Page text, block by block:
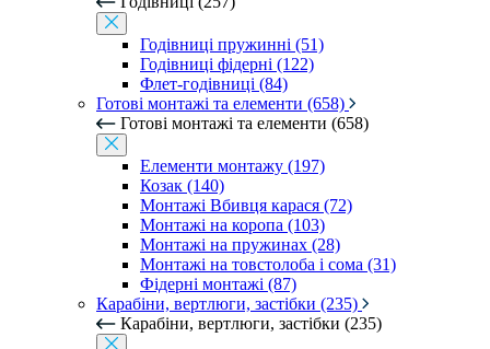
Годівниці пружинні (51)
Годівниці фідерні (122)
Флет-годівниці (84)
Готові монтажі та елементи (658)
Готові монтажі та елементи (658)
Елементи монтажу (197)
Козак (140)
Монтажі Вбивця карася (72)
Монтажі на коропа (103)
Монтажі на пружинах (28)
Монтажі на товстолоба і сома (31)
Фідерні монтажі (87)
Карабіни, вертлюги, застібки (235)
Карабіни, вертлюги, застібки (235)